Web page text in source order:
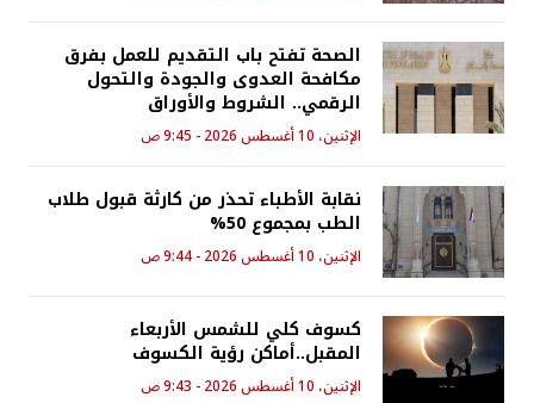
الصحة تفتح باب التقديم للعمل بفرق
مكافحة العدوى والجودة والتحول
الرقمي.. الشروط والأوراق
الإثنين، 10 أغسطس 2026 - 9:45 ص
نقابة الأطباء تحذر من كارثة قبول طلاب
الطب بمجموع 50%
الإثنين، 10 أغسطس 2026 - 9:44 ص
كسوف كلي للشمس الأربعاء
المقبل..أماكن رؤية الكسوف
الإثنين، 10 أغسطس 2026 - 9:43 ص